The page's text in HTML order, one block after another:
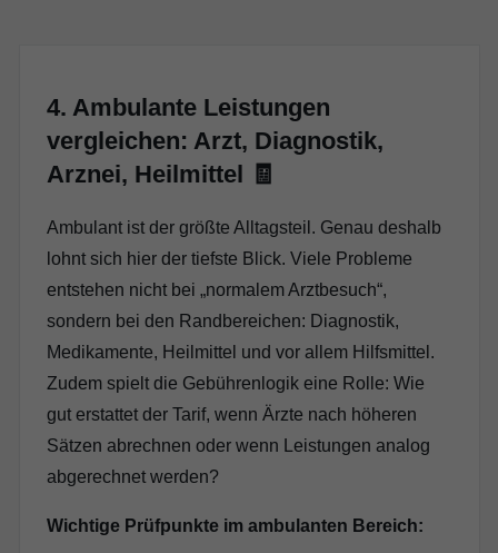
4. Ambulante Leistungen
vergleichen: Arzt, Diagnostik,
Arznei, Heilmittel 🧾
Ambulant ist der größte Alltagsteil. Genau deshalb
lohnt sich hier der tiefste Blick. Viele Probleme
entstehen nicht bei „normalem Arztbesuch“,
sondern bei den Randbereichen: Diagnostik,
Medikamente, Heilmittel und vor allem Hilfsmittel.
Zudem spielt die Gebührenlogik eine Rolle: Wie
gut erstattet der Tarif, wenn Ärzte nach höheren
Sätzen abrechnen oder wenn Leistungen analog
abgerechnet werden?
Wichtige Prüfpunkte im ambulanten Bereich: